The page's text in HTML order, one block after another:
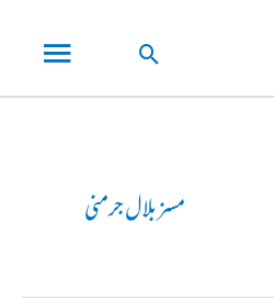
مین
مینو
تلاش
کریں۔
مسز بلال جرمنی